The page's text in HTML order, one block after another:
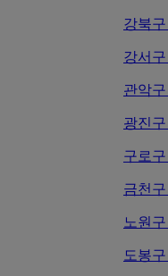
강북구
강서구
관악구
광진구
구로구
금천구
노원구
도봉구